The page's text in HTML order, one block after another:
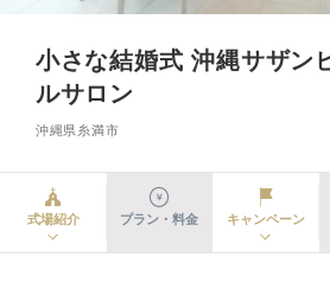
小さな結婚式 沖縄サザン
ルサロン
沖縄県糸満市
式場紹介 プラン・料金 キャンペーン